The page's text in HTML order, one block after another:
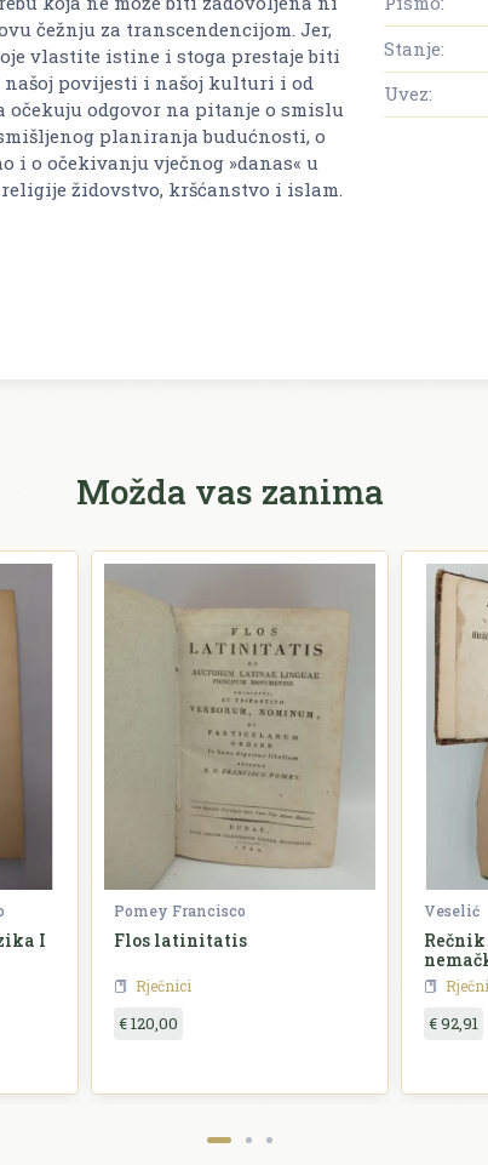
čežnju za transcendencijom. Jer,
vlastite istine i stoga prestaje biti
našoj povijesti i našoj kulturi i od
odgovor na pitanje o smislu
planiranja budućnosti, o
i o očekivanju vječnog »danas« u
židovstvo, kršćanstvo i islam.
Stanje:
Uvez:
Možda vas zanima
I
Pomey Francisco
Flos latinitatis
Rječnici
€ 120,00
Veselić
€ 92,91